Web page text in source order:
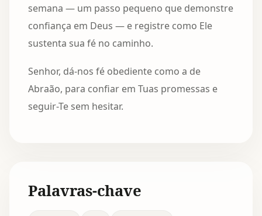
semana — um passo pequeno que demonstre
confiança em Deus — e registre como Ele
sustenta sua fé no caminho.
Senhor, dá-nos fé obediente como a de
Abraão, para confiar em Tuas promessas e
seguir-Te sem hesitar.
Palavras-chave